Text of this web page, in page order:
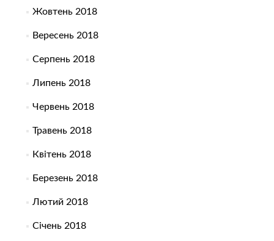
Жовтень 2018
Вересень 2018
Серпень 2018
Липень 2018
Червень 2018
Травень 2018
Квітень 2018
Березень 2018
Лютий 2018
Січень 2018